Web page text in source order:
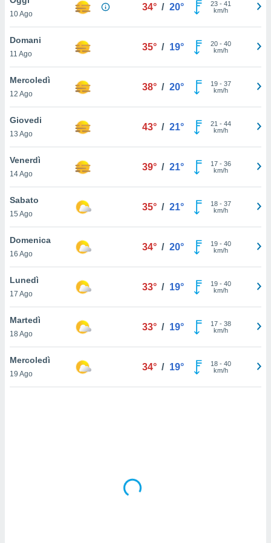
è
al sito
di
ci
di
il
un
la
nella
cookie
in
10 Ago
34° / 20° 23- 41
km/h
Domani
11 Ago
35° / 19° 20- 40
km/h
Mercoledì
12 Ago
38° / 20° 19- 37
km/h
Giovedi
13 Ago
43° / 21° 21 - 44
km/h
Venerdì
14 Ago
39° / 21° 17- 36
km/h
Sabato
15 Ago
35° / 21° 18- 37
km/h
Domenica
16 Ago
34° / 20° 19- 40
km/h
Lunedì
17 Ago
33° / 19° 19- 40
km/h
Martedì
18 Ago
33° / 19° 17- 38
km/h
Mercoledì
19 Ago
34° / 19° 18- 40
km/h